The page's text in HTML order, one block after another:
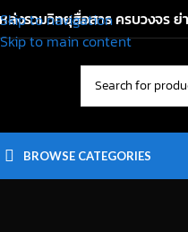
Skip to navigation
Skip to main content
ล่งรวมวิทยุสื่อสาร ครบวงจร ย่
BROWSE CATEGORIES